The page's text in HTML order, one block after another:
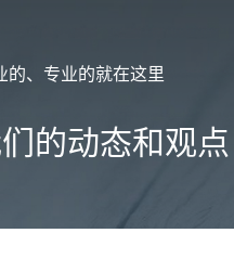
的、专业的就在这里
的动态和观点